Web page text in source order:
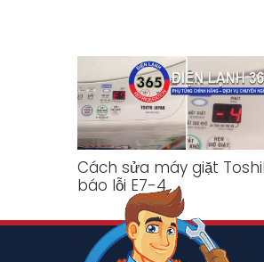
Cách sửa máy giặt
báo lỗi E7-4